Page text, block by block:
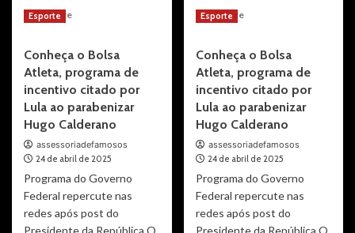
Board
Festival:
uma
trajetória
de
talento
que
agora
navega
alto-
mar
Board
Festival:
uma
trajetória
de
talento
que
agora
navega
alto-
mar
Read MoreRead
Vanessa
Martinazzo
brilha
manhãs
da
RedeTV!
Tocantins
com
o
do
Read MoreRead
Vanessa
Martinazzo
brilha
manhãs
da
RedeTV!
Tocantins
com
o
sucesso
do
Esporte
Conheça o Bolsa
Atleta, programa de
incentivo citado por
Lula ao parabenizar
Hugo Calderano
assessoriadefamosos
24 de abril de 2025
Programa do Governo
Federal repercute nas
redes após post do
Presidente da República O
Esporte
Conheça o Bolsa
Atleta, programa de
incentivo citado por
Lula ao parabenizar
Hugo Calderano
assessoriadefamosos
24 de abril de 2025
Programa do Governo
Federal repercute nas
redes após post do
Presidente da República O